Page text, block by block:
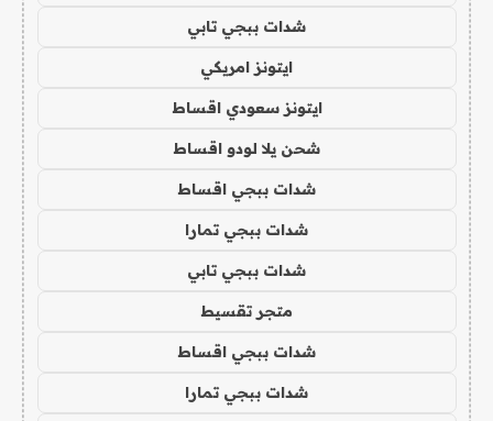
شدات ببجي تابي
ايتونز امريكي
ايتونز سعودي اقساط
شحن يلا لودو اقساط
شدات ببجي اقساط
شدات ببجي تمارا
شدات ببجي تابي
متجر تقسيط
شدات ببجي اقساط
شدات ببجي تمارا